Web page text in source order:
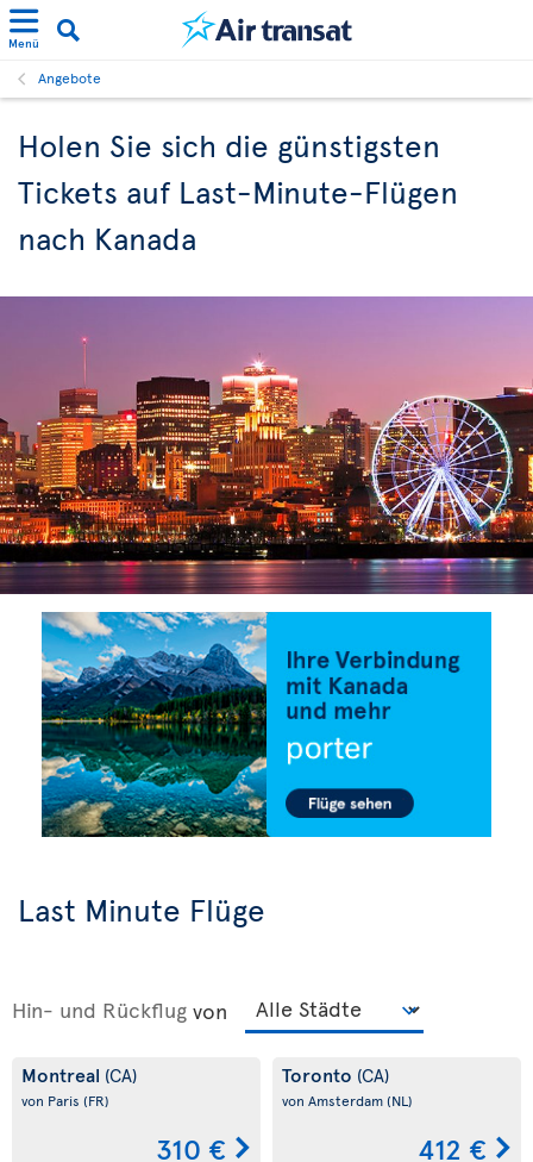
Menü
Angebote
Holen Sie sich die günstigsten
Tickets auf Last-Minute-Flügen
nach Kanada
Last Minute Flüge
Hin- und Rückflug von
Montreal (CA)
von Paris (FR)
310 €
Toronto (CA)
von Amsterdam(NL)
412 €